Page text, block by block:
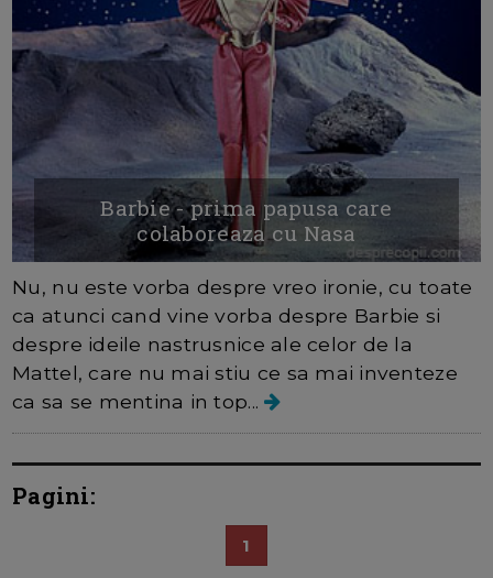
Barbie - prima papusa care
colaboreaza cu Nasa
Nu, nu este vorba despre vreo ironie, cu toate
ca atunci cand vine vorba despre Barbie si
despre ideile nastrusnice ale celor de la
Mattel, care nu mai stiu ce sa mai inventeze
ca sa se mentina in top...
Pagini:
1